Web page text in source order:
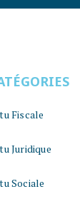
Fiscale
Juridique
Sociale